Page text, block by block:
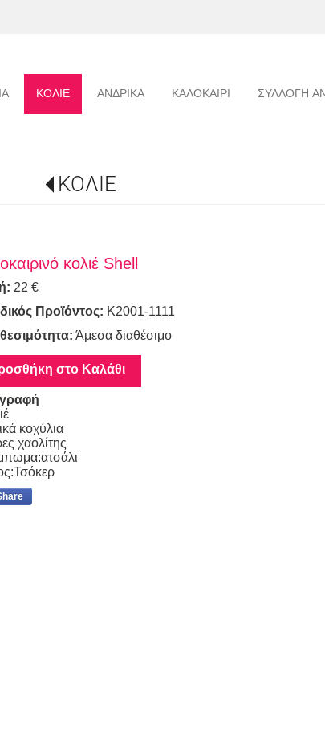
ΚΟΛΙΕ ΑΝΔΡΙΚΑ ΚΑΛΟΚΑΙΡΙ ΣΥΛΛΟΓΗ
ΚΟΛΙΕ
κολιέ Shell
22 €
Προϊόντος: Κ2001-1111
Άμεσα διαθέσιμο
στο Καλάθι
κοχύλια
χαολίτης